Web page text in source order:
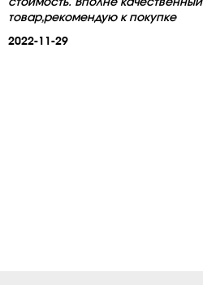
товар,рекомендую к покупке
2022-11-29